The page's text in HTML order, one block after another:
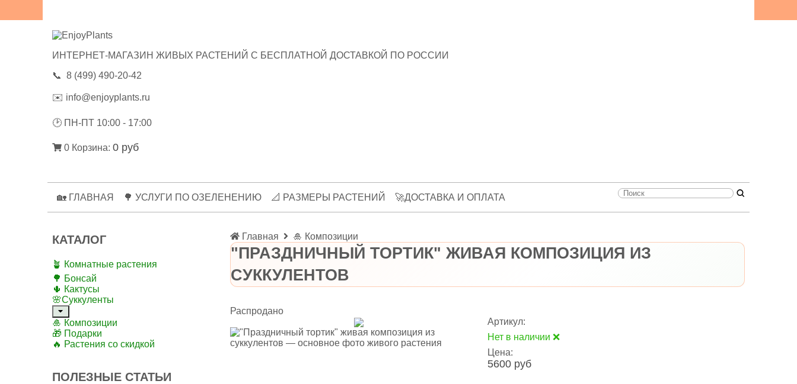
ИНТЕРНЕТ-МАГАЗИН ЖИВЫХ РАСТЕНИЙ С БЕСПЛАТНОЙ ДОСТАВКОЙ ПО РОССИИ
📞 8 (499) 490-20-42
✉️ info@enjoyplants.ru
🕑 ПН-ПТ 10:00 - 17:00
0 Корзина: 0 руб
🏡 ГЛАВНАЯ 🌳 УСЛУГИ ПО ОЗЕЛЕНЕНИЮ 📐 РАЗМЕРЫ РАСТЕНИЙ 🚀ДОСТАВКА И ОПЛАТА
КАТАЛОГ
🪴 Комнатные растения
🌳 Бонсай
🌵 Кактусы
🌸Суккуленты
🎍 Композиции
🎁 Подарки
🔥 Растения со скидкой
ПОЛЕЗНЫЕ СТАТЬИ
Главная 🎍 Композиции
"ПРАЗДНИЧНЫЙ ТОРТИК" ЖИВАЯ КОМПОЗИЦИЯ ИЗ
СУККУЛЕНТОВ
Распродано
Артикул:
Нет в наличии ❌
Цена:
5600 руб